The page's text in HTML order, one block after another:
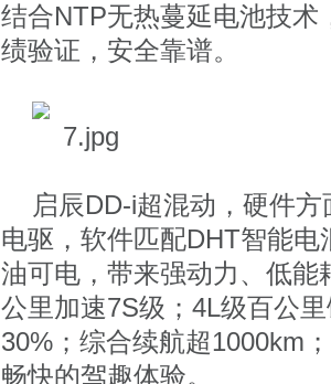
结合NTP无热蔓延电池技
绩验证，安全靠谱。
启辰DD-i超混动，硬件
电驱，软件匹配DHT智能
油可电，带来强动力、低
公里加速7S级；4L级百公
30%；综合续航超1000km
畅快的驾趣体验。